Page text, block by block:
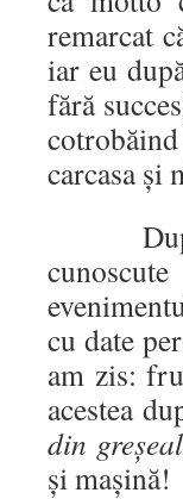
remarcat
iar eu
fără
carcasa
După
cu date
am zis:
acestea
din
şi maşină!